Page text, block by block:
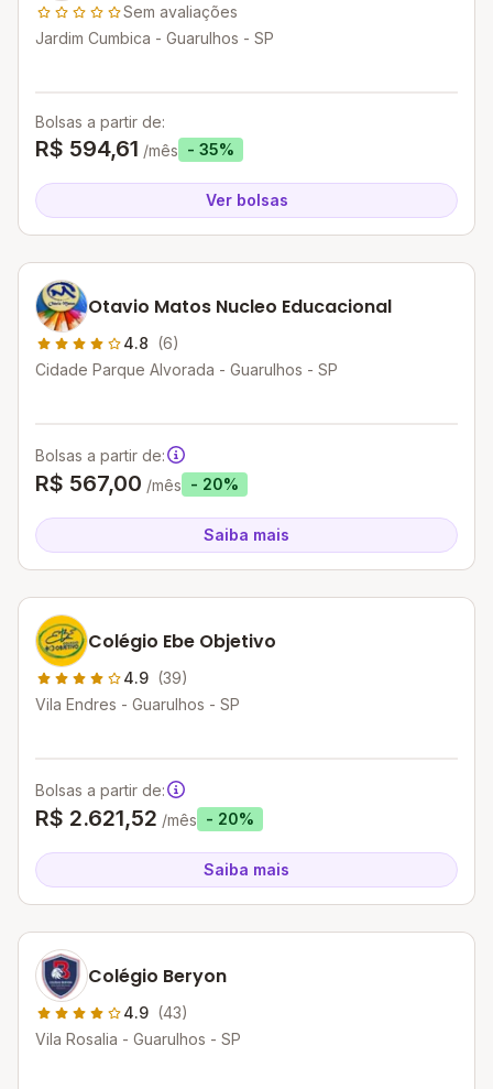
Sem avaliações
Jardim Cumbica - Guarulhos - SP
Bolsas a partir de:
R$ 594,61 /mês - 35%
Ver bolsas
Otavio Matos Nucleo Educacional
4.8 (6)
Cidade Parque Alvorada - Guarulhos - SP
Bolsas a partir de:
R$ 567,00 /mês - 20%
Saiba mais
Colégio Ebe Objetivo
4.9 (39)
Vila Endres - Guarulhos - SP
Bolsas a partir de:
R$ 2.621,52 /mês - 20%
Saiba mais
Colégio Beryon
4.9 (43)
Vila Rosalia - Guarulhos - SP